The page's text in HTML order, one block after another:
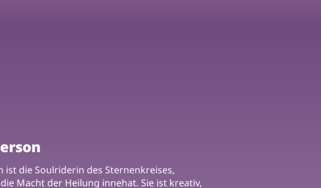
ist die Soulriderin des Sternenkreises,
Macht der Heilung innehat. Sie ist kreativ,